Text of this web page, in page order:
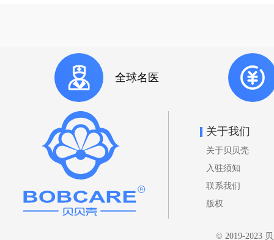
全球名医
关于我们
关于贝贝壳
入驻须知
联系我们
版权
© 2019-2023